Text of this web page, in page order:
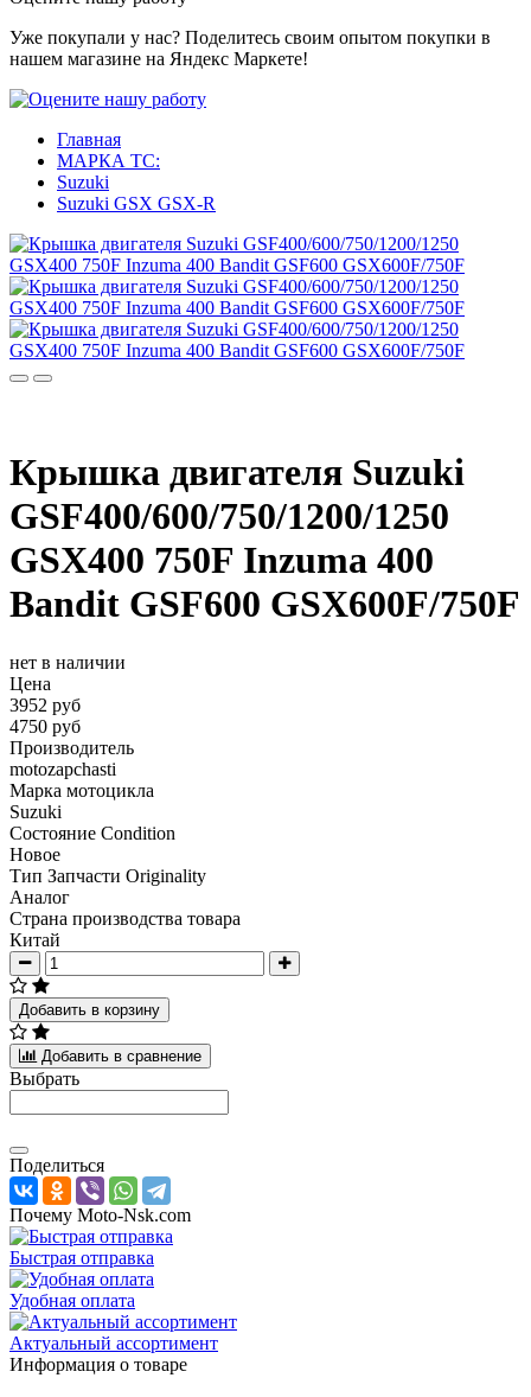
Уже покупали у нас? Поделитесь своим опытом покупки в
нашем магазине на Яндекс Маркете!
Главная
МАРКА ТС:
Suzuki
Suzuki GSX GSX-R
Крышка двигателя Suzuki
GSF400/600/750/1200/1250
GSX400 750F Inzuma 400
Bandit GSF600 GSX600F/750F
нет в наличии
Цена
3952 руб
4750 руб
Производитель
motozapchasti
Марка мотоцикла
Suzuki
Состояние Condition
Новое
Тип Запчасти Originality
Аналог
Страна производства товара
Китай
Добавить в корзину
Добавить в сравнение
Выбрать
Поделиться
Почему Moto-Nsk.com
Быстрая отправка
Удобная оплата
Актуальный ассортимент
Информация о товаре